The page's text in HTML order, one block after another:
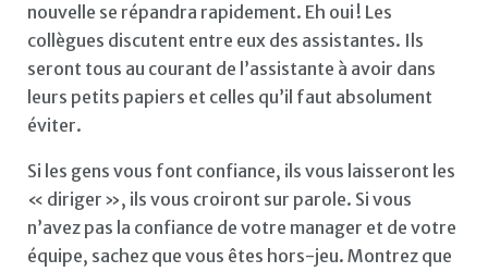
nouvelle se répandra rapidement. Eh oui ! Les
collègues discutent entre eux des assistantes. Ils
seront tous au courant de l’assistante à avoir dans
leurs petits papiers et celles qu’il faut absolument
éviter.
Si les gens vous font confiance, ils vous laisseront les
« diriger », ils vous croiront sur parole. Si vous
n’avez pas la confiance de votre manager et de votre
équipe, sachez que vous êtes hors-jeu. Montrez que